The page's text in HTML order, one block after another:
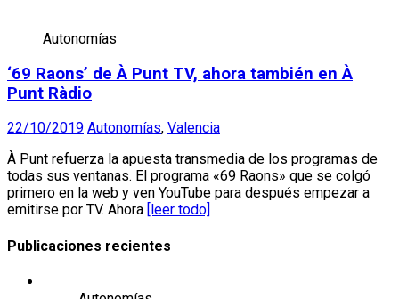
Autonomías
‘69 Raons’ de À Punt TV, ahora también en À
Punt Ràdio
22/10/2019 Autonomías, Valencia
À Punt refuerza la apuesta transmedia de los programas de
todas sus ventanas. El programa «69 Raons» que se colgó
primero en la web y ven YouTube para después empezar a
emitirse por TV. Ahora
[leer todo]
Publicaciones recientes